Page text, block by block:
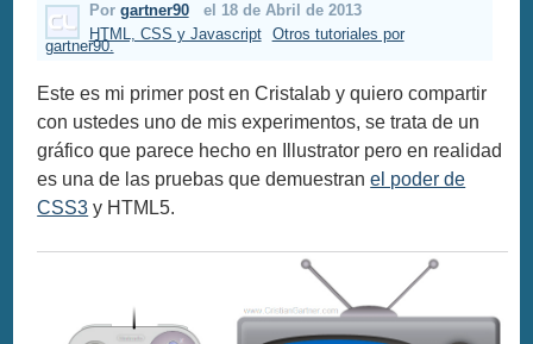
Por gartner90
el 18 de Abril de 2013
HTML, CSS y Javascript
Otros tutoriales por
gartner90.
Este es mi primer post en Cristalab y quiero compartir
con ustedes uno de mis experimentos, se trata de un
gráfico que parece hecho en Illustrator pero en realidad
es una de las pruebas que demuestranel poder de
CSS3 y HTML5.